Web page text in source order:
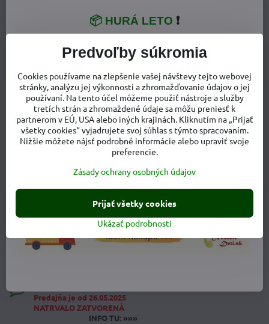
Doprava a poštovné
Výmena tovaru
Vrátenie tovaru - odstúpenie od zmluvy
Reklamácia tovaru
Ochrana osobných údajov
Obchodné podmienky
OSOBNÝ ODBER V ZAMAROVCIACH
Monika Dankovičová
Predajňa je od 26.05.2025
NATRVALO ZATVORENÁ
INFO TU: »»»
Predvoľby súkromia
Cookies používame na zlepšenie vašej návštevy tejto webovej
stránky, analýzu jej výkonnosti a zhromažďovanie údajov o jej
používaní. Na tento účel môžeme použiť nástroje a služby
tretích strán a zhromaždené údaje sa môžu preniesť k
partnerom v EÚ, USA alebo iných krajinách. Kliknutím na „Prijať
všetky cookies“ vyjadrujete svoj súhlas s týmto spracovaním.
Nižšie môžete nájsť podrobné informácie alebo upraviť svoje
preferencie.
Zásady ochrany osobných údajov
Ukázať podrobnosti
Prijať všetky cookies
📦 HURÁ LETO ❗